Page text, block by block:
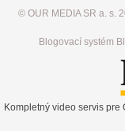
© OUR MEDIA SR a. s.
Blogovací systém
Kompletný video servis pre